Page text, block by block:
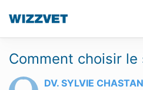
Comment choisir le
DV. SYLVIE